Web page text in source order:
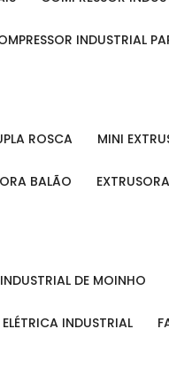
INDUSTRIAL
ROSCA MINI
BALÃO
INDUSTRIAL DE MOINHO
ELÉTRICA INDUSTRIAL